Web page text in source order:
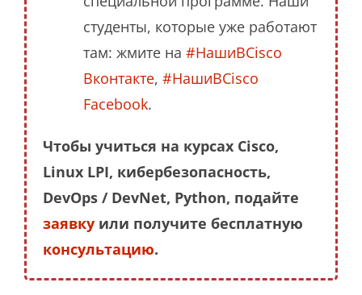
студенты, которые уже работают
там: жмите на #НашиВCisco
Вконтакте, #НашиВCisco
Facebook.
Чтобы учиться на курсах Cisco,
Linux LPI, кибербезопасность,
DevOps / DevNet, Python, подайте
заявку или получите бесплатную
консультацию.